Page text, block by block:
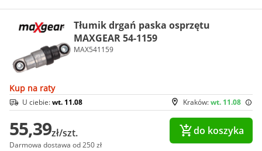
Tłumik drgań paska osprzętu
MAXGEAR 54-1159
MAX541159
Kup na raty
Kraków:wt. 11.08
U ciebie:wt. 11.08
55,39zł/szt.
Darmowa dostawa od 250 zł
do koszyka